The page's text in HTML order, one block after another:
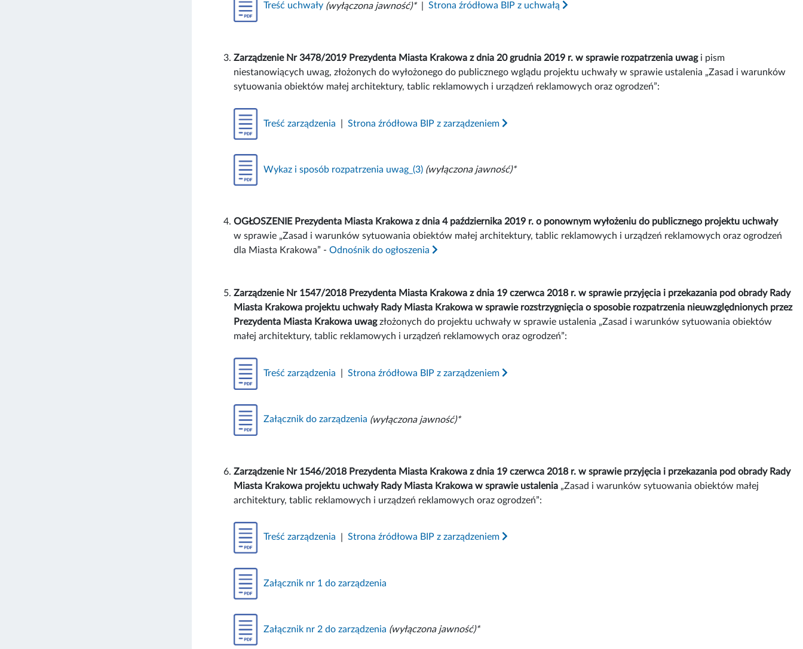
Treść uchwały (wyłączona jawność)*| Strona źródłowa BIP z uchwałą
Zarządzenie Nr 3478/2019 Prezydenta Miasta Krakowa z dnia 20 grudnia 2019 r. w sprawie rozpatrzenia uwagi pism
niestanowiących uwag, złożonych do wyłożonego do publicznego wglądu projektu uchwały w sprawie ustalenia „Zasad i warunków
sytuowania obiektów małej architektury, tablic reklamowych i urządzeń reklamowych oraz ogrodzeń”:
Treść zarządzenia Strona źródłowa BIP z zarządzeniem
Wykaz i sposób rozpatrzenia uwag_(3) (wyłączona jawność)*
OGŁOSZENIE Prezydenta Miasta Krakowa z dnia 4 października 2019 r. o ponownym wyłożeniu do publicznego projektu uchwały
w sprawie „Zasad i warunków sytuowania obiektów małej architektury, tablic reklamowych i urządzeń reklamowych oraz ogrodzeń
dla Miasta Krakowa” - Odnośnik do ogłoszenia
Zarządzenie Nr 1547/2018 Prezydenta Miasta Krakowa z dnia 19 czerwca 2018 r. w sprawie przyjęcia i przekazania pod obrady Rady
Miasta Krakowa projektu uchwały Rady Miasta Krakowa w sprawie rozstrzygnięcia o sposobie rozpatrzenia nieuwzględnionych przez
Prezydenta Miasta Krakowa uwagzłożonych do projektu uchwały w sprawie ustalenia „Zasad i warunków sytuowania obiektów
małej architektury, tablic reklamowych i urządzeń reklamowych oraz ogrodzeń”:
Treść zarządzenia Strona źródłowa BIP z zarządzeniem
Załącznik do zarządzenia (wyłączona jawność)*
Zarządzenie Nr 1546/2018 Prezydenta Miasta Krakowa z dnia 19 czerwca 2018 r. w sprawie przyjęcia i przekazania pod obrady Rady
Miasta Krakowa projektu uchwały Rady Miasta Krakowa w sprawie ustalenia „Zasad i warunków sytuowania obiektów małej
architektury, tablic reklamowych i urządzeń reklamowych oraz ogrodzeń”:
Treść zarządzenia Strona źródłowa BIP z zarządzeniem
Załącznik nr 1 do zarządzenia
Załącznik nr 2 do zarządzenia (wyłączona jawność)*